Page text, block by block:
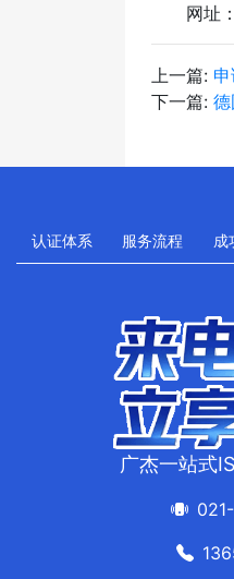
网址：
上一篇:
下一篇:
认证体系 服务流程 成
广杰一站式